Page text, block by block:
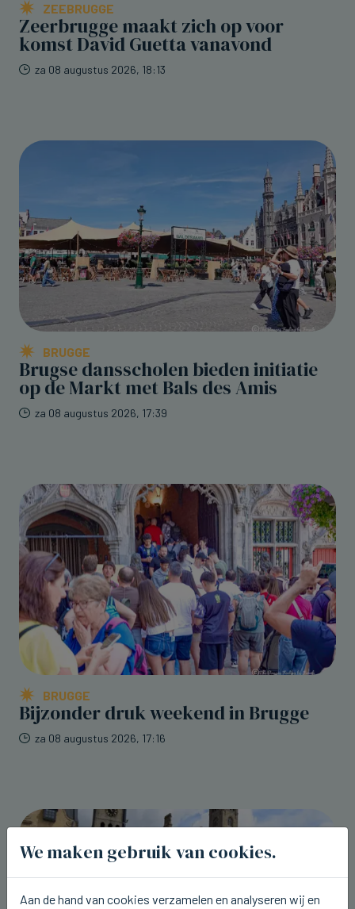
ZEEBRUGGE
Zeerbrugge maakt zich op voor
komst David Guetta vanavond
za 08 augustus 2026, 18:13
BRUGGE
Brugse dansscholen bieden initiatie
op de Markt met Bals des Amis
za 08 augustus 2026, 17:39
BRUGGE
Bijzonder druk weekend in Brugge
za 08 augustus 2026, 17:16
We maken gebruik van cookies.
Aan de hand van cookies verzamelen en analyseren wij en